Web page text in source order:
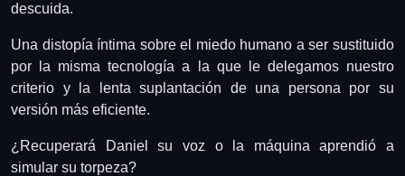
descuida.
Una distopía íntima sobre el miedo humano a ser sustituido
por la misma tecnología a la que le delegamos nuestro
criterio y la lenta suplantación de una persona por su
versión más eficiente.
¿Recuperará Daniel su voz o la máquina aprendió a
simular su torpeza?